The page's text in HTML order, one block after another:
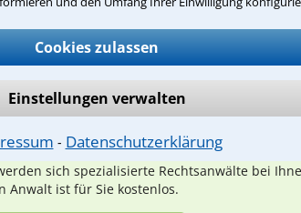
Cookies zulassen
Einstellungen verwalten
⁃ Datenschutzerklärung
Teste Dein Rechtswissen
sich spezialisierte Rechtsanwälte bei
Anwalt ist für Sie kostenlos.